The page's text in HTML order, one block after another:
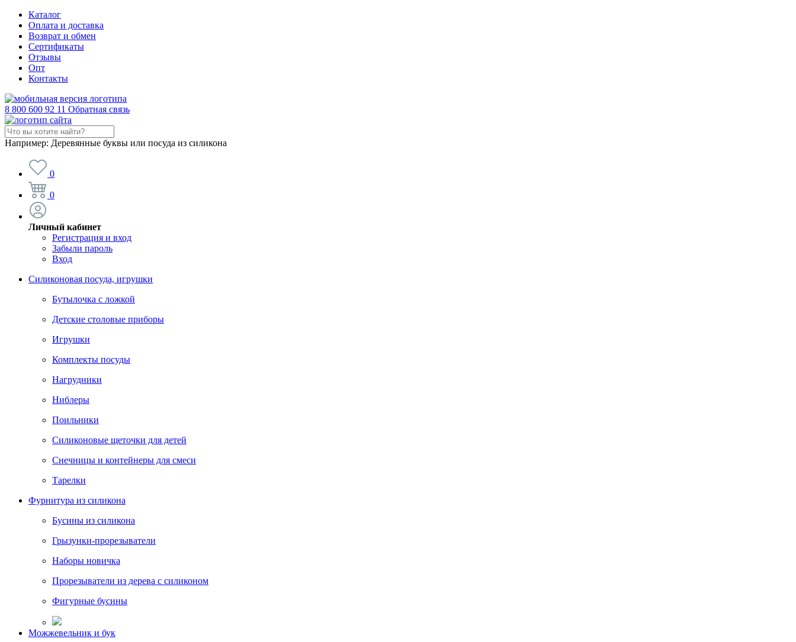
Каталог
Оплата и доставка
Возврат и обмен
Сертификаты
Отзывы
Опт
Контакты
8 800 600 92 11 Обратная связь
Например: Деревянные буквы или посуда из силикона
0
0
Личный кабинет
Регистрация и вход
Забыли пароль
Вход
Силиконовая посуда, игрушки
Бутылочка с ложкой
Детские столовые приборы
Игрушки
Комплекты посуды
Нагрудники
Ниблеры
Поильники
Силиконовые щеточки для детей
Снечницы и контейнеры для смеси
Тарелки
Фурнитура из силикона
Бусины из силикона
Грызунки-прорезыватели
Наборы новичка
Прорезыватели из дерева с силиконом
Фигурные бусины
Можжевельник и бук